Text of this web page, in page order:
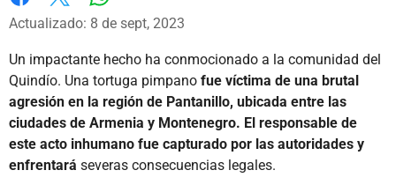
Facebook
X
Actualizado: 8 de sept, 2023
Un impactante hecho ha conmocionado a la comunidad del
Quindío. Una tortuga pimpano fue víctima de una brutal
agresión en la región de Pantanillo, ubicada entre las
ciudades de Armenia y Montenegro. El responsable de
este acto inhumano fue capturado por las autoridades y
enfrentará severas consecuencias legales.